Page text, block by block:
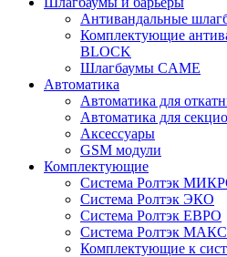
Антивандальные
Комплектующие
BLOCK
Шлагбаумы CAME
Автоматика
Автоматика для
Автоматика для
Аксессуары
GSM модули
Комплектующие
Система Ролтэк
Система Ролтэк ЭКО
Система Ролтэк ЕВРО
Система Ролтэк МАКС
Комплектующие к